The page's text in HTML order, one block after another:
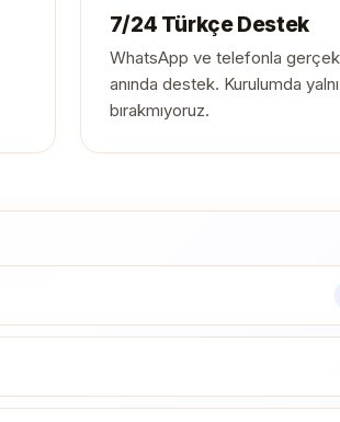
7/24 Türkçe Destek
WhatsApp ve telefonla
anında destek. Kurulumda
bırakmıyoruz.